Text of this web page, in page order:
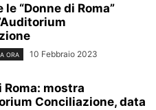
le “Donne di Roma”
ORA 10 Febbraio 2023
Roma: mostra
Conciliazione, data